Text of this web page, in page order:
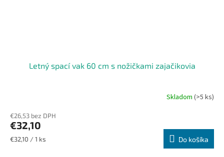
Letný spací vak 60 cm s nožičkami zajačikovia
produktu
je
5,0
Skladom(>5 ks)
€26,53 bez DPH
€32,10
Jednotková
€32,10 / 1 ks Do košíka